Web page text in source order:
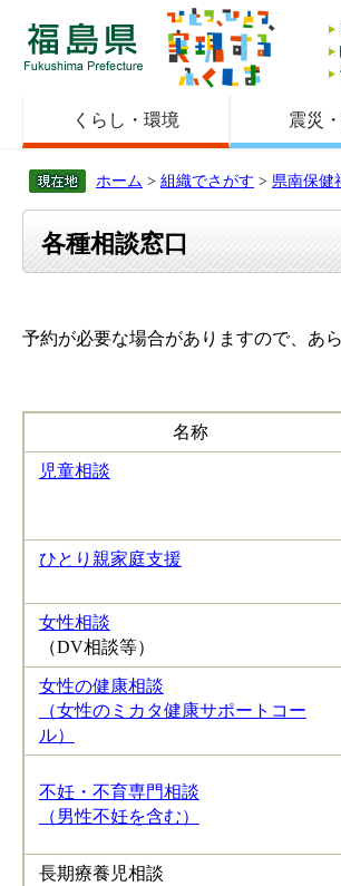
福島県
くらし・環境 震災
ホーム > 組織でさがす > 県南保健
各種相談窓口
予約が必要な場合がありますので、あ
名称
児童相談
ひとり親家庭支援
女性相談
（DV相談等）
女性の健康相談
（女性のミカタ健康サポートコー
ル）
不妊・不育専門相談
（男性不妊を含む）
長期療養児相談